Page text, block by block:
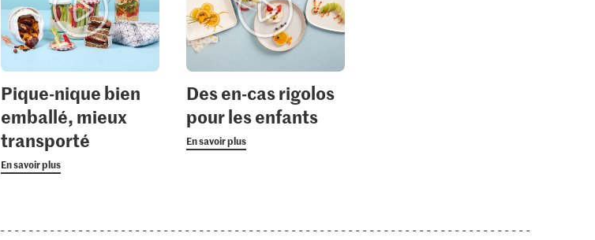
Pique-nique bien
emballé, mieux
transporté
En savoir plus
Des en-cas rigolos
pour les enfants
En savoir plus